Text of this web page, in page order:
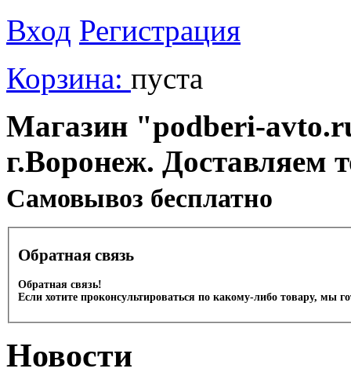
Вход Регистрация
Корзина: пуста
Магазин "podberi-
г.Воронеж. Доставляем
Cамовывоз бесплатно
Обратная связь
Обратная связь!
Если хотите проконсультироваться по какому-либо товару, мы
Новости